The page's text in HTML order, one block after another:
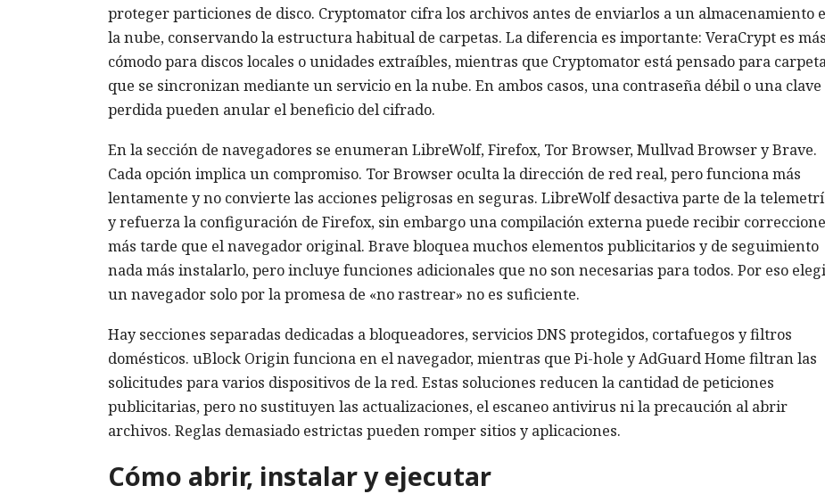
proteger particiones de disco. Cryptomator cifra los archivos antes de enviarlos a un almacenamiento
la nube, conservando la estructura habitual de carpetas. La diferencia es importante: VeraCrypt es más
cómodo para discos locales o unidades extraíbles, mientras que Cryptomator está pensado para
que se sincronizan mediante un servicio en la nube. En ambos casos, una contraseña débil o una clave
perdida pueden anular el beneficio del cifrado.
En la sección de navegadores se enumeran LibreWolf, Firefox, Tor Browser, Mullvad Browser y Brave.
Cada opción implica un compromiso. Tor Browser oculta la dirección de red real, pero funciona más
lentamente y no convierte las acciones peligrosas en seguras. LibreWolf desactiva parte de la
y refuerza la configuración de Firefox, sin embargo una compilación externa puede recibir
más tarde que el navegador original. Brave bloquea muchos elementos publicitarios y de seguimiento
nada más instalarlo, pero incluye funciones adicionales que no son necesarias para todos. Por eso
un navegador solo por la promesa de «no rastrear» no es suficiente.
Hay secciones separadas dedicadas a bloqueadores, servicios DNS protegidos, cortafuegos y filtros
domésticos. uBlock Origin funciona en el navegador, mientras que Pi-hole y AdGuard Home filtran las
solicitudes para varios dispositivos de la red. Estas soluciones reducen la cantidad de peticiones
publicitarias, pero no sustituyen las actualizaciones, el escaneo antivirus ni la precaución al abrir
archivos. Reglas demasiado estrictas pueden romper sitios y aplicaciones.
Cómo abrir, instalar y ejecutar